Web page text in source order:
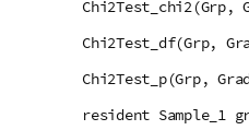
Chi2Test_chi2(Grp,
Chi2Test_df(Grp,
Chi2Test_p(Grp,
resident Sample_1